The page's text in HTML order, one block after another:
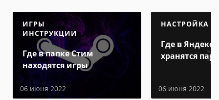
ИГРЫ
ИНСТРУКЦИИ
Где в папке Стим
находятся игры
06 июня 2022
НАСТРОЙКА
Где в Яндекс
хранятся
06 июня 2022